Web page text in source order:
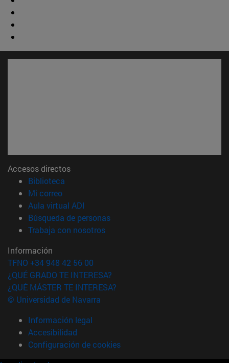
Accesos directos
Biblioteca
Mi correo(abre en nueva ventana)
Aula virtual ADI
Búsqueda de personas(abre en nueva ventana)
Trabaja con nosotros(abre en nueva ventana)
Información
TFNO +34 948 42 56 00
¿QUÉ GRADO TE INTERESA?
¿QUÉ MÁSTER TE INTERESA?
© Universidad de Navarra
Información legal
Accesibilidad
Configuración de cookies